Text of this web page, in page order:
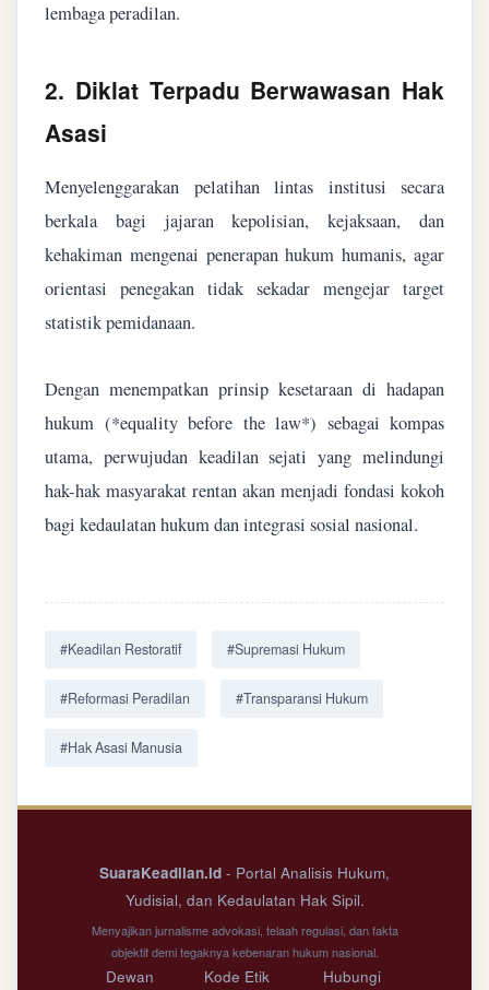
lembaga peradilan.
2. Diklat Terpadu Berwawasan Hak
Asasi
Menyelenggarakan pelatihan lintas institusi secara
berkala bagi jajaran kepolisian, kejaksaan, dan
kehakiman mengenai penerapan hukum humanis, agar
orientasi penegakan tidak sekadar mengejar target
statistik pemidanaan.
Dengan menempatkan prinsip kesetaraan di hadapan
hukum (*equality before the law*) sebagai kompas
utama, perwujudan keadilan sejati yang melindungi
hak-hak masyarakat rentan akan menjadi fondasi kokoh
bagi kedaulatan hukum dan integrasi sosial nasional.
#Keadilan Restoratif #Supremasi Hukum
#Reformasi Peradilan #Transparansi Hukum
#Hak Asasi Manusia
SuaraKeadilan.id - Portal Analisis Hukum,
Yudisial, dan Kedaulatan Hak Sipil.
Menyajikan jurnalisme advokasi, telaah regulasi, dan fakta
objektif demi tegaknya kebenaran hukum nasional.
Dewan Kode Etik Hubungi